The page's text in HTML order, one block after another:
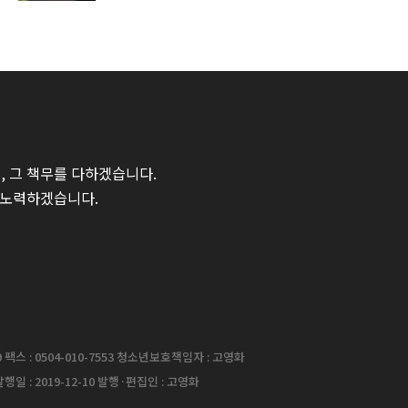
그 책무를 다하겠습니다.
력하겠습니다.
스 : 0504-010-7553 청소년보호책임자 : 고영화
일 : 2019-12-10 발행·편집인 : 고영화